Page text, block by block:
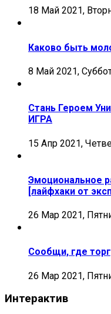
18 Май 2021,
Каково быть
8 Май 2021,
Стань Героем
ИГРА
15 Апр 2021,
Эмоциональное
[лайфхаки от
26 Мар 2021,
Сообщи, где
26 Мар 2021,
Интерактив